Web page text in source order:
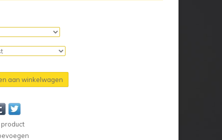
aan winkelwagen
product